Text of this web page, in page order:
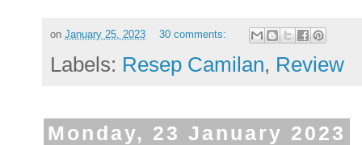
on January 25, 2023 30 comments:
Labels: Resep Camilan, Review
Monday, 23 January 2023